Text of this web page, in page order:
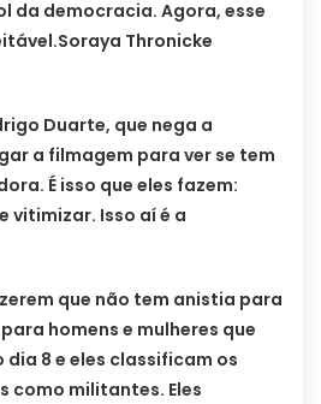
da democracia. Agora, esse
Thronicke
Duarte, que nega a
a filmagem para ver se tem
É isso que eles fazem:
vitimizar. Isso aí é a
que não tem anistia para
homens e mulheres que
8 e eles classificam os
como militantes. Eles